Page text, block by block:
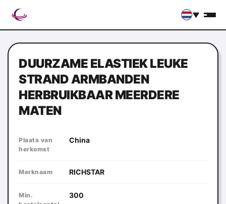
▼
DUURZAME ELASTIEK LEUKE
STRAND ARMBANDEN
HERBRUIKBAAR MEERDERE
MATEN
Plaats van
herkomst
China
Merknaam RICHSTAR
Min.
300